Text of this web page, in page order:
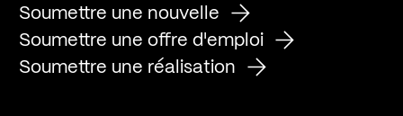
Soumettre une nouvelle
Soumettre une offre d'emploi
Soumettre une réalisation